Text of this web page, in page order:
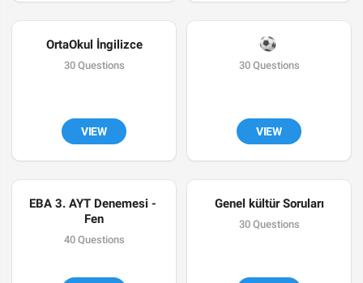
OrtaOkul İngilizce
30 Questions
VIEW
⚽
30 Questions
VIEW
EBA 3. AYT Denemesi -
Fen
40 Questions
Genel kültür Soruları
30 Questions